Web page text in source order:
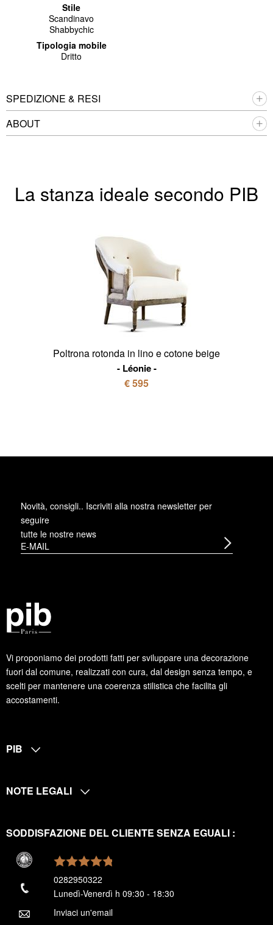
Stile
Scandinavo
Shabbychic
Tipologia mobile
Dritto
SPEDIZIONE & RESI
ABOUT
La stanza ideale secondo PIB
Poltrona rotonda in lino e cotone beige
Léonie
€ 595
Vi proponiamo dei prodotti fatti per sviluppare una decorazione
fuori dal comune, realizzati con cura, dal design senza tempo, e
scelti per mantenere una coerenza stilistica che facilita gli
accostamenti.
Novità, consigli.. Iscriviti alla nostra newsletter per
seguire
tutte le nostre news
PIB
NOTE LEGALI
SODDISFAZIONE DEL CLIENTE SENZA EGUALI :
0282950322
Lunedì-Venerdì h 09:30 - 18:30
Inviaci un'email